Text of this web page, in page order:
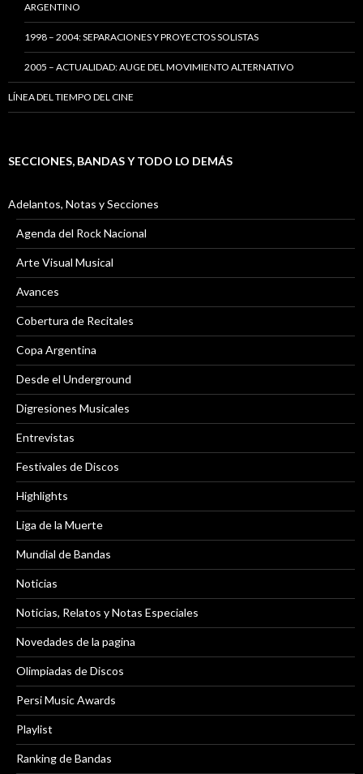
ARGENTINO
1998 – 2004: SEPARACIONES Y PROYECTOS SOLISTAS
2005 – ACTUALIDAD: AUGE DEL MOVIMIENTO ALTERNATIVO
LÍNEA DEL TIEMPO DEL CINE
SECCIONES, BANDAS Y TODO LO DEMÁS
Adelantos, Notas y Secciones
Agenda del Rock Nacional
Arte Visual Musical
Avances
Cobertura de Recitales
Copa Argentina
Desde el Underground
Digresiones Musicales
Entrevistas
Festivales de Discos
Highlights
Liga de la Muerte
Mundial de Bandas
Noticias
Noticias, Relatos y Notas Especiales
Novedades de la pagina
Olimpiadas de Discos
Persi Music Awards
Playlist
Ranking de Bandas